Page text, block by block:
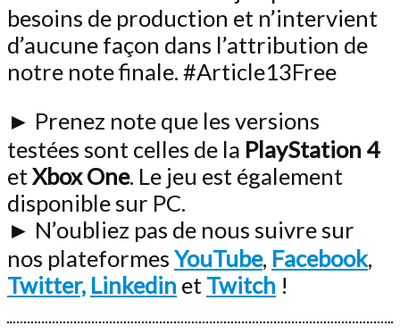
besoins de production et n’intervient
d’aucune façon dans l’attribution de
notre note finale. #Article13Free
► Prenez note que les versions
testées sont celles de la PlayStation 4
etXbox One. Le jeu est également
disponible sur PC.
► N’oubliez pas de nous suivre sur
nos plateformes YouTube, Facebook,
Twitter, Linkedin et Twitch !